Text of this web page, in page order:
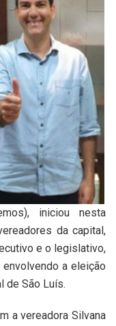
iniciou nesta
da capital,
e o legislativo,
a eleição
de São Luís.
a vereadora Silvana